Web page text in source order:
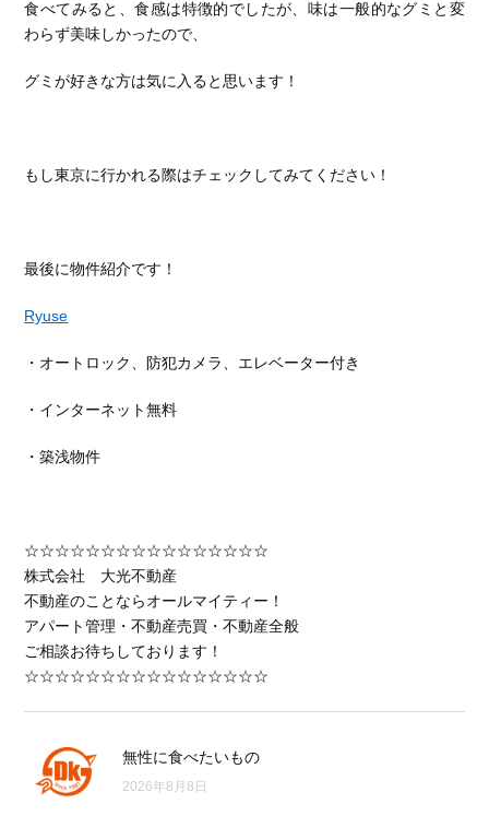
食べてみると、食感は特徴的でしたが、味は一般的なグミと変
わらず美味しかったので、
グミが好きな方は気に入ると思います！
もし東京に行かれる際はチェックしてみてください！
最後に物件紹介です！
Ryuse
・オートロック、防犯カメラ、エレベーター付き
・インターネット無料
・築浅物件
☆☆☆☆☆☆☆☆☆☆☆☆☆☆☆☆
株式会社 大光不動産
不動産のことならオールマイティー！
アパート管理・不動産売買・不動産全般
ご相談お待ちしております！
☆☆☆☆☆☆☆☆☆☆☆☆☆☆☆☆
無性に食べたいもの
2026年8月8日